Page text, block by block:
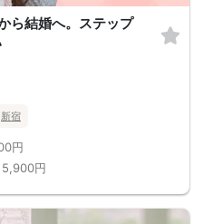
ら結婚へ。ステップ
新宿
円
5,900円